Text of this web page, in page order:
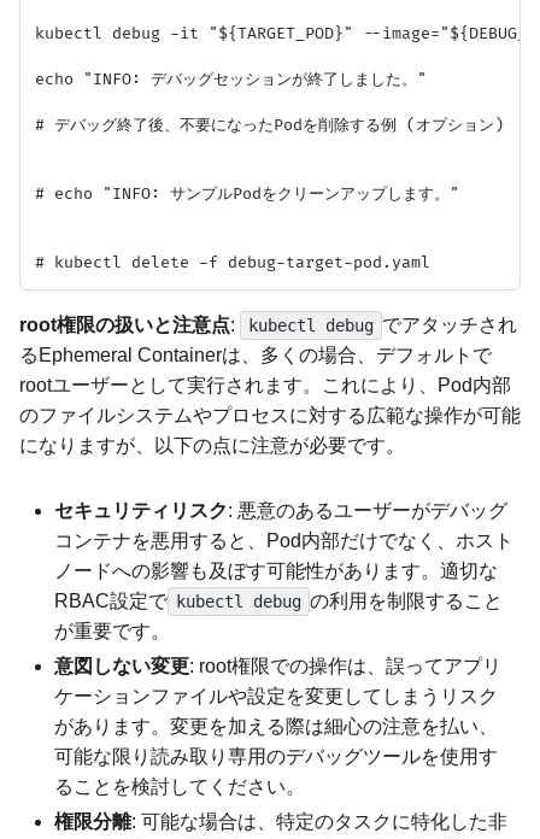
kubectl debug -it "${TARGET_POD}" --
echo "INFO: デバッグセッションが終了しました。"
# デバッグ終了後、不要になったPodを削除する例 (オプション)
# echo "INFO: サンプルPodをクリーンアップします。"
root権限の扱いと注意点: kubectl debug でアタッチされ
るEphemeral Containerは、多くの場合、デフォルトで
rootユーザーとして実行されます。これにより、Pod内部
のファイルシステムやプロセスに対する広範な操作が可能
になりますが、以下の点に注意が必要です。
セキュリティリスク: 悪意のあるユーザーがデバッグ
コンテナを悪用すると、Pod内部だけでなく、ホスト
ノードへの影響も及ぼす可能性があります。適切な
RBAC設定で
kubectl debug の利用を制限すること
が重要です。
意図しない変更: root権限での操作は、誤ってアプリ
ケーションファイルや設定を変更してしまうリスク
があります。変更を加える際は細心の注意を払い、
可能な限り読み取り専用のデバッグツールを使用す
ることを検討してください。
権限分離: 可能な場合は、特定のタスクに特化した非